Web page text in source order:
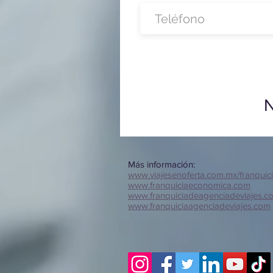
Más información:
www.viajesenoferta.com.mx/
www.franquiciaeconomica.com
www.franquiciaagenciadeviajes.com